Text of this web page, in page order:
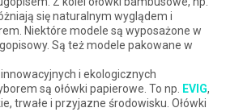
się naturalnym wyglądem i
Niektóre modele są wyposażone w
Są też modele pakowane w
i ekologicznych
są ołówki papierowe. To np.
EVIG,
trwałe i przyjazne środowisku. Ołówki